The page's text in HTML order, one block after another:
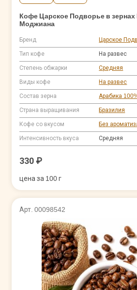
Кофе Царское Подворье в зернах
Моджиана
Бренд Царское
Тип кофе На развес
Степень обжарки Средняя
Виды кофе На развес
Состав зерна Арабика
Страна выращивания Бразилия
Кофе со вкусом Без
Интенсивность вкуса Средняя
330 ₽
цена за 100 г
Арт. 00098542